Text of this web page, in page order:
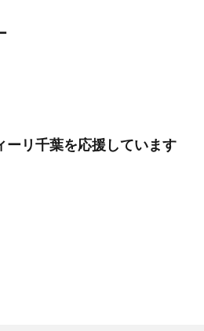
ーリ千葉を応援しています